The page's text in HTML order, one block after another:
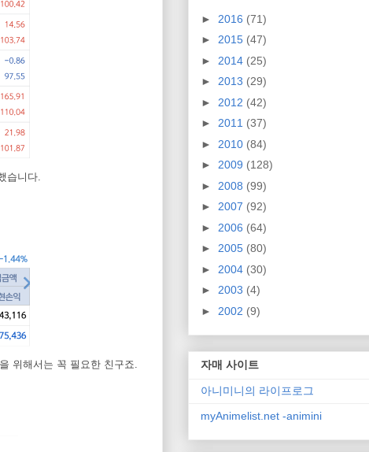
습니다.
위해서는 꼭 필요한 친구죠.
► 2016 (71)
► 2015 (47)
► 2014 (25)
► 2013 (29)
► 2012 (42)
► 2011 (37)
► 2010 (84)
► 2009 (128)
► 2008 (99)
► 2007 (92)
► 2006 (64)
► 2005 (80)
► 2004 (30)
► 2003 (4)
► 2002 (9)
자매 사이트
아니미니의 라이프로그
myAnimelist.net -animini